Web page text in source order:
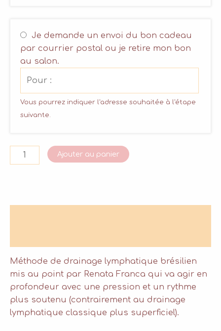
Je demande un envoi du bon cadeau
par courrier postal ou je retire mon bon
au salon.
Vous pourrez indiquer l'adresse souhaitée à l'étape
suivante.
quantité
de
Lymphatique
Ajouter au panier
Méthode de drainage lymphatique brésilien
mis au point par Renata Franca qui va agir en
profondeur avec une pression et un rythme
plus soutenu (contrairement au drainage
lymphatique classique plus superficiel).